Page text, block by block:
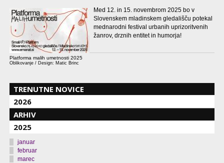
Platforma malih umetnosti 2025
Oblikovanje / Design: Matic Brinc
Med 12. in 15. novembrom 2025 bo v
Slovenskem mladinskem gledališču potekal
mednarodni festival urbanih uprizoritvenih
žanrov, drznih entitet in humorja!
TRENUTNE NOVICE
2026
ARHIV
2025
januar
februar
marec